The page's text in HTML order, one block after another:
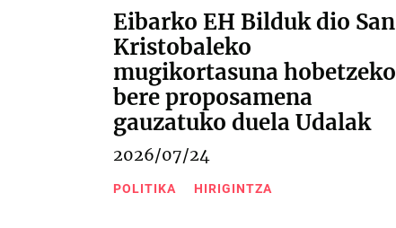
Eibarko EH Bilduk dio San
Kristobaleko
mugikortasuna hobetzeko
bere proposamena
gauzatuko duela Udalak
2026/07/24
POLITIKA HIRIGINTZA